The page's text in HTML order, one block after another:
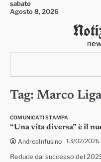
Skipsabato
Agosto 8, 2026
Tag: Marco
COMUNICATI STAMPA
“Una vita diversa” è il
AndreaInfusino 13/02/2026
Reduce dal successo del